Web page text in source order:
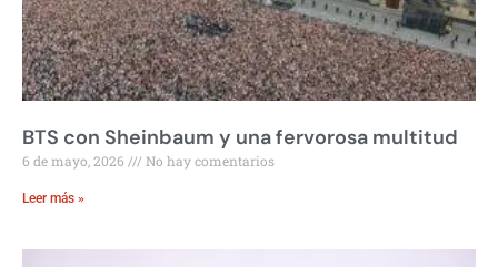
BTS con Sheinbaum y una fervorosa multitud
6 de mayo, 2026 No hay comentarios
Leer más »